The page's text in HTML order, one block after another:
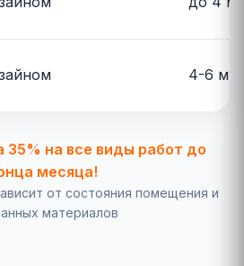
4-6 м²
35% на все виды работ до
месяца!
от состояния помещения и
материалов